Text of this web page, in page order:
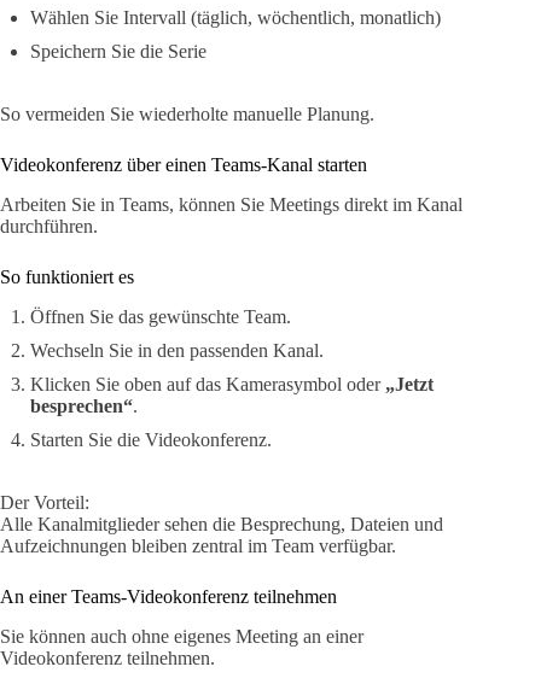
Wählen Sie Intervall (täglich, wöchentlich, monatlich)
Speichern Sie die Serie
So vermeiden Sie wiederholte manuelle Planung.
Videokonferenz über einen Teams-Kanal starten
Arbeiten Sie in Teams, können Sie Meetings direkt im Kanal
durchführen.
So funktioniert es
Öffnen Sie das gewünschte Team.
Wechseln Sie in den passenden Kanal.
Klicken Sie oben auf das Kamerasymbol oder „Jetzt
besprechen“.
Starten Sie die Videokonferenz.
Der Vorteil:
Alle Kanalmitglieder sehen die Besprechung, Dateien und
Aufzeichnungen bleiben zentral im Team verfügbar.
An einer Teams-Videokonferenz teilnehmen
Sie können auch ohne eigenes Meeting an einer
Videokonferenz teilnehmen.